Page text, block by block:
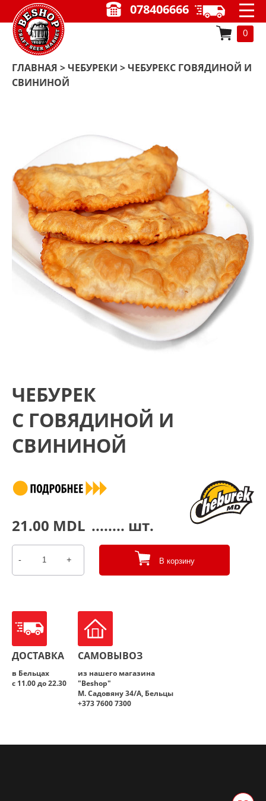
078406666
0
ГЛАВНАЯ >ЧЕБУРЕКИ > ЧЕБУРЕКС ГОВЯДИНОЙ И
СВИНИНОЙ
ЧЕБУРЕК
С ГОВЯДИНОЙ И
СВИНИНОЙ
21.00 MDL ........ шт.
Количество
говядиной
и
- + В корзину
ДОСТАВКА
в Бельцах
с 11.00 до 22.30
САМОВЫВОЗ
из нашего магазина
"Beshop"
M. Садовяну 34/A, Бельцы
+373 7600 7300